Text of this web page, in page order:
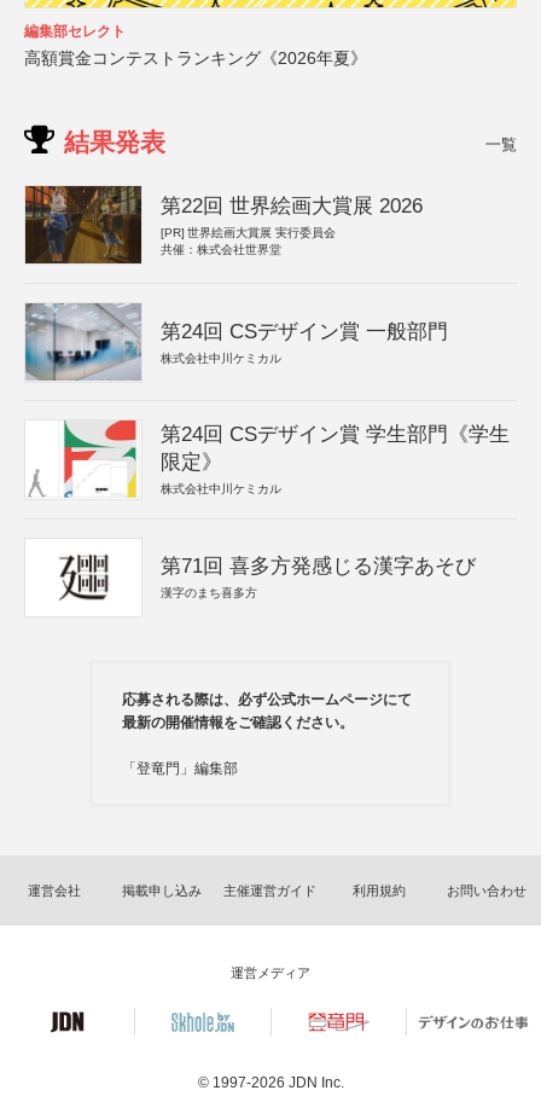
編集部セレクト
高額賞金コンテストランキング《2026年夏》
結果発表 一覧
第22回 世界絵画大賞展 2026
[PR] 世界絵画大賞展 実行委員会
共催：株式会社世界堂
第24回 CSデザイン賞 一般部門
株式会社中川ケミカル
第24回 CSデザイン賞 学生部門《学生
限定》
株式会社中川ケミカル
第71回 喜多方発感じる漢字あそび
漢字のまち喜多方
応募される際は、必ず公式ホームページにて
最新の開催情報をご確認ください。
「登竜門」編集部
運営会社 掲載申し込み 主催運営ガイド 利用規約 お問い合わせ
運営メディア
© 1997-2026 JDN Inc.